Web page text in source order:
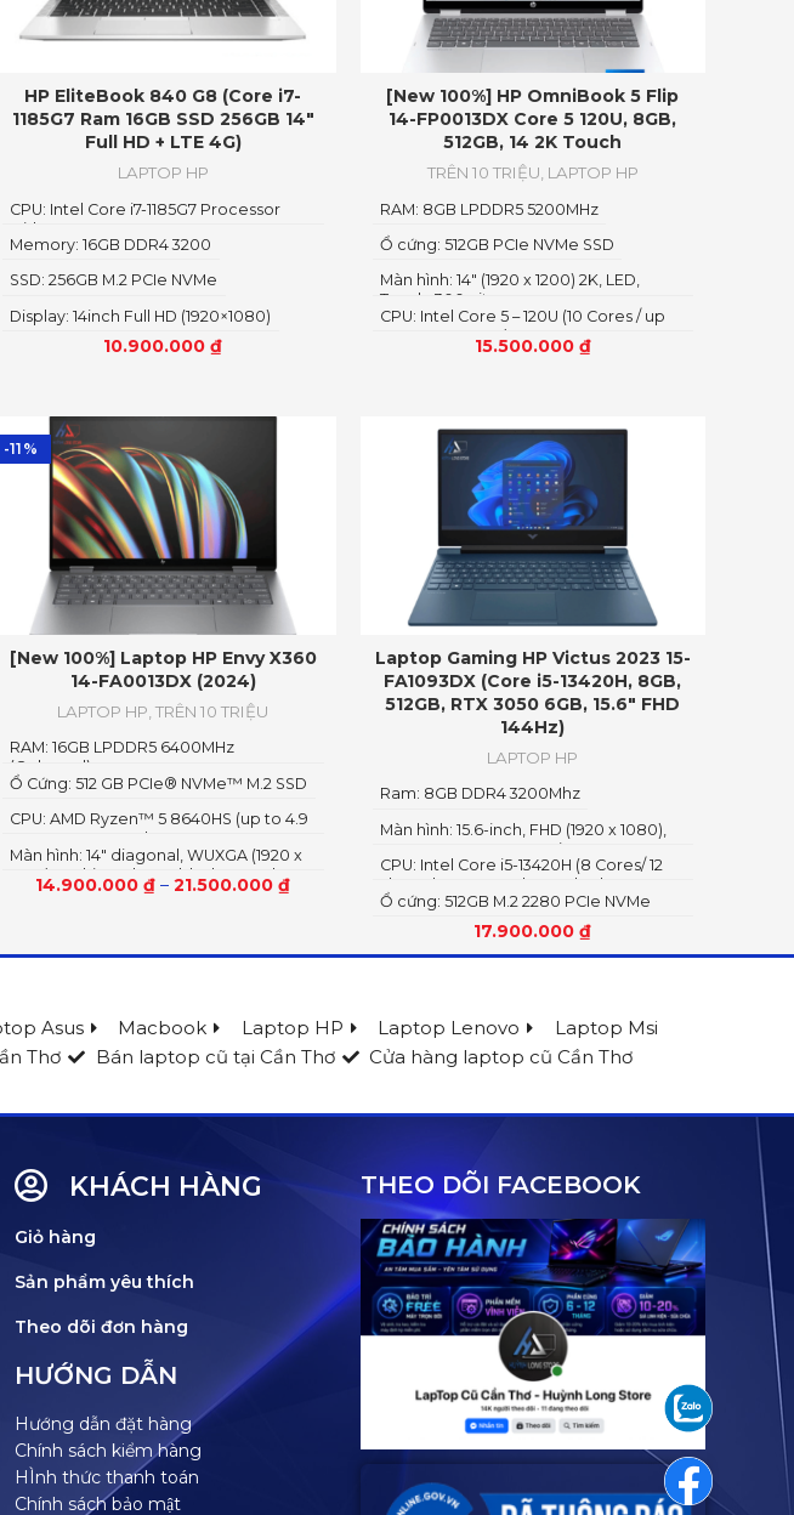
HP EliteBook 840 G8 (Core i7-
1185G7 Ram 16GB SSD 256GB 14″
Full HD + LTE 4G)
LAPTOP HP
10.900.000₫
Display: 14inch Full HD (1920×1080)
SSD: 256GB M.2 PCIe NVMe
Memory: 16GB DDR4 3200
CPU: Intel Core i7-1185G7 Processor
with vPro
[New 100%] HP OmniBook 5 Flip
14-FP0013DX Core 5 120U, 8GB,
512GB, 14 2K Touch
TRÊN 10 TRIỆU, LAPTOP HP
15.500.000 ₫
CPU: Intel Core 5 – 120U (10 Cores / up
to 5.0 GHz, 12MB)
Màn hình: 14″ (1920 x 1200) 2K, LED,
Touch, 300 nits
Ổ cứng: 512GB PCIe NVMe SSD
RAM: 8GB LPDDR5 5200MHz
-11%
[New 100%] Laptop HP Envy X360
14-FA0013DX (2024)
LAPTOP HP ,TRÊN 10 TRIỆU
14.900.000₫ –21.500.000₫
Màn hình: 14" diagonal, WUXGA (1920 x
1200), multitouch-enabled, IPS, edge-
to-edge glass, micro-edge 300 nits
CPU: AMD Ryzen™ 5 8640HS (up to 4.9
GHz, 16 MB L3 cache, 6 cores, 12
threads)
Ổ Cứng: 512 GB PCIe® NVMe™ M.2 SSD
RAM: 16GB LPDDR5 6400MHz
(Onboard)
Laptop Gaming HP Victus 2023 15-
FA1093DX (Core i5-13420H, 8GB,
512GB, RTX 3050 6GB, 15.6″ FHD
144Hz)
LAPTOP HP
17.900.000₫
Ổ cứng: 512GB M.2 2280 PCIe NVMe
CPU: Intel Core i5-13420H (8 Cores/ 12
Threads, 12MB Cache, Turbo boost
4.60GHz)
Màn hình: 15.6-inch, FHD (1920 x 1080),
144 Hz, 9 ms response time, IPS
Ram: 8GB DDR4 3200Mhz
Asus Macbook Laptop HP Laptop Lenovo
Laptop Msi
Thơ Bán laptop cũ tại Cần Thơ
Cửa hàng laptop cũ Cần Thơ
KHÁCH HÀNG
Giỏ hàng
Sản phẩm yêu thích
Theo dõi đơn hàng
HƯỚNG DẪN
Hướng dẫn đặt hàng
Chính sách kiểm hàng
HÌnh thức thanh toán
Chính sách bảo mật
THEO DÕI FACEBOOK